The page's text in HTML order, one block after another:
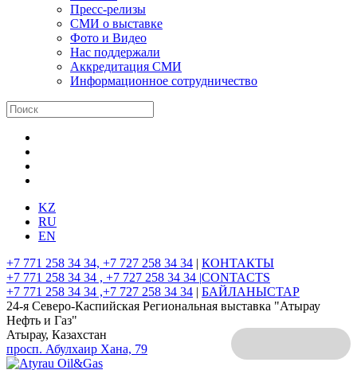
Пресс-релизы
СМИ о выставке
Фото и Видео
Нас поддержали
Аккредитация СМИ
Информационное сотрудничество
KZ
RU
EN
+7 771 258 34 34, +7 727 258 34 34 | КОНТАКТЫ
+7 771 258 34 34 , +7 727 258 34 34 |CONTACTS
+7 771 258 34 34 ,+7 727 258 34 34 | БАЙЛАНЫСТАР
24-я Северо-Каспийская Региональная выставка "Атырау
Нефть и Газ"
Атырау, Казахстан
просп. Абулхаир Хана, 79